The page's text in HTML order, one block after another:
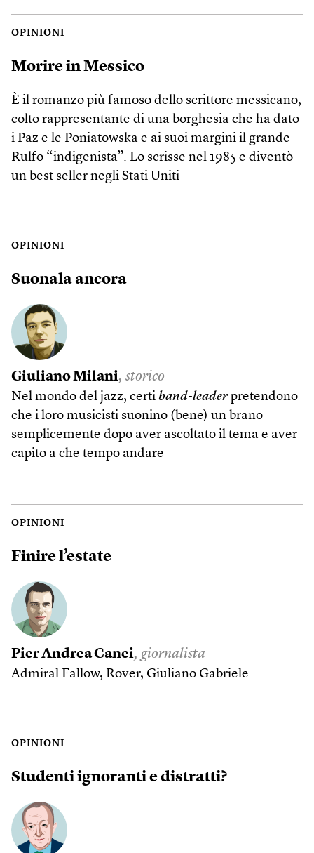
OPINIONI
Morire in Messico
È il romanzo più famoso dello scrittore messicano,
colto rappresentante di una borghesia che ha dato
i Paz e le Poniatowska e ai suoi margini il grande
Rulfo “indigenista”. Lo scrisse nel 1985 e diventò
un best seller negli Stati Uniti
OPINIONI
Suonala ancora
Giuliano Milani, storico
Nel mondo del jazz, certi band-leaderpretendono
che i loro musicisti suonino (bene) un brano
semplicemente dopo aver ascoltato il tema e aver
capito a che tempo andare
OPINIONI
Finire l’estate
Pier Andrea Canei, giornalista
Admiral Fallow, Rover, Giuliano Gabriele
OPINIONI
Studenti ignoranti e distratti?